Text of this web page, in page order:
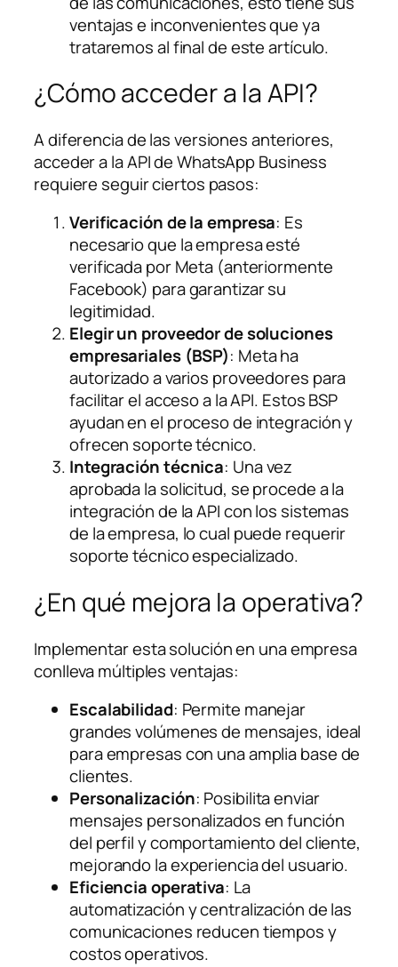
ventajas e inconvenientes que ya
trataremos al final de este artículo.
¿Cómo acceder a la API?
A diferencia de las versiones anteriores,
acceder a la API de WhatsApp Business
requiere seguir ciertos pasos:
Verificación de la empresa: Es
necesario que la empresa esté
verificada por Meta (anteriormente
Facebook) para garantizar su
legitimidad.
Elegir un proveedor de soluciones
empresariales (BSP): Meta ha
autorizado a varios proveedores para
facilitar el acceso a la API. Estos BSP
ayudan en el proceso de integración y
ofrecen soporte técnico.
Integración técnica: Una vez
aprobada la solicitud, se procede a la
integración de la API con los sistemas
de la empresa, lo cual puede requerir
soporte técnico especializado.
¿En qué mejora la operativa?
Implementar esta solución en una empresa
conlleva múltiples ventajas:
Escalabilidad: Permite manejar
grandes volúmenes de mensajes, ideal
para empresas con una amplia base de
clientes.
Personalización: Posibilita enviar
mensajes personalizados en función
del perfil y comportamiento del cliente,
mejorando la experiencia del usuario.
Eficiencia operativa: La
automatización y centralización de las
comunicaciones reducen tiempos y
costos operativos.